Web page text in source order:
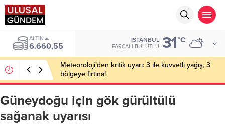
ALTIN
6.660,55
İSTANBUL
PARÇALI BULUTLU 31°C
Meteoroloji’den kritik uyarı: 3 ile kuvvetli yağış, 3
bölgeye fırtına!
Güneydoğu için gök gürültülü
sağanak uyarısı